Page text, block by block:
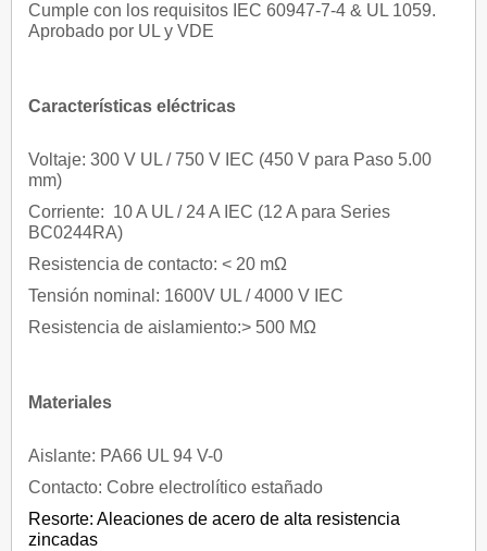
Cumple con los requisitos IEC 60947-7-4 & UL 1059.
Aprobado por UL y VDE
Características eléctricas
Voltaje: 300 V UL / 750 V IEC (450 V para Paso 5.00
mm)
Corriente: 10 A UL / 24 A IEC (12 A para Series
BC0244RA)
Resistencia de contacto: < 20 mΩ
Tensión nominal: 1600V UL / 4000 V IEC
Resistencia de aislamiento:> 500 MΩ
Materiales
Aislante: PA66 UL 94 V-0
Contacto: Cobre electrolítico estañado
Resorte: Aleaciones de acero de alta resistencia
zincadas